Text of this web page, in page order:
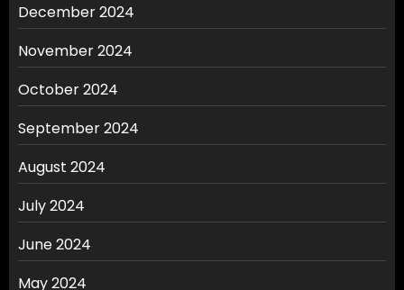
December 2024
November 2024
October 2024
September 2024
August 2024
July 2024
June 2024
May 2024